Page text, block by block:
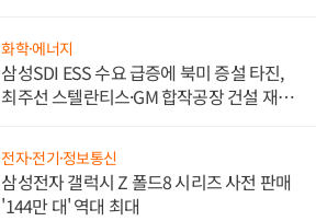
화학·에너지
삼성SDI ESS 수요 급증에 북미 증설 타진,
최주선 스텔란티스·GM 합작공장 건설 재추
전자·전기·정보통신
삼성전자 갤럭시 Z 폴드8 시리즈 사전 판매
'144만 대' 역대 최대